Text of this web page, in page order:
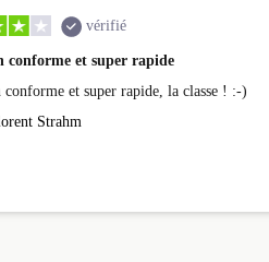
vérifié
conforme et super rapide
et super rapide, la classe ! :-)
Strahm